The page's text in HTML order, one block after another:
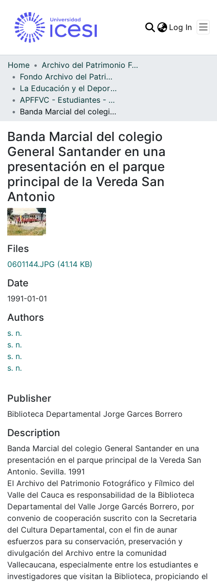
Log In
Home
Archivo del Patrimonio Fotográfico y Fílmico del Valle del Cauca
Fondo Archivo del Patrimonio Fotográfico y Fílmico del Valle del Cauca
La Educación y el Deporte
APFFVC - Estudiantes - Patrimonial
Banda Marcial del colegio General Santander en una presentación en el parque principal de la Vereda San Antonio
Banda Marcial del colegio
General Santander en una
presentación en el parque
principal de la Vereda San
Antonio
Files
0601144.JPG (41.14 KB)
Date
1991-01-01
Authors
s. n.
s. n.
s. n.
s. n.
Publisher
Biblioteca Departamental Jorge Garces Borrero
Description
Banda Marcial del colegio General Santander en una
presentación en el parque principal de la Vereda San
Antonio. Sevilla. 1991
El Archivo del Patrimonio Fotográfico y Fílmico del
Valle del Cauca es responsabilidad de la Biblioteca
Departamental del Valle Jorge Garcés Borrero, por
convenio de cooperación suscrito con la Secretaria
del Cultura Departamental, con el fin de aunar
esfuerzos para su conservación, preservación y
divulgación del Archivo entre la comunidad
Vallecaucana, especialmente entre los estudiantes e
investigadores que visitan la Biblioteca, propiciando el